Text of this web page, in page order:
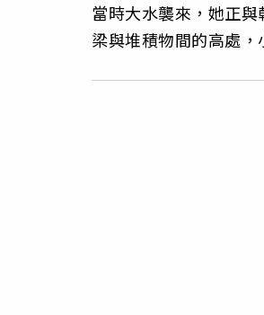
當時大水襲來，她正
梁與堆積物間的高處，